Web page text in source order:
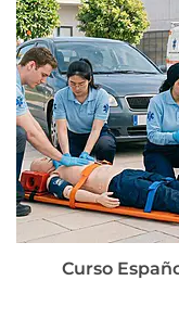
Curso